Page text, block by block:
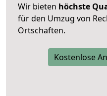
Wir bieten höchste
für den Umzug von
Ortschaften.
Kostenlose